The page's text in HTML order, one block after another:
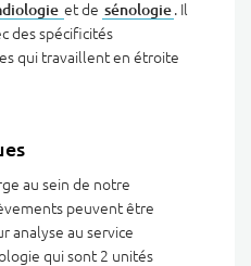
et de sénologie. Il
des spécificités
qui travaillent en étroite
au sein de notre
peuvent être
analyse au service
qui sont 2 unités